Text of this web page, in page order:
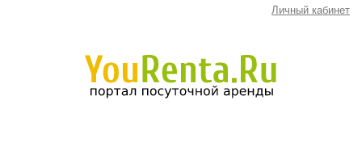
Личный кабинет